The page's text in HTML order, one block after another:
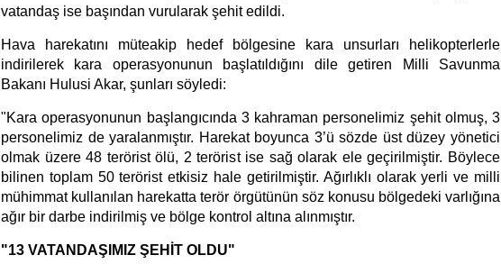
vatandaş ise başından vurularak şehit edildi.
Hava harekatını müteakip hedef bölgesine kara unsurları helikopterlerle
indirilerek kara operasyonunun başlatıldığını dile getiren Milli Savunma
Bakanı Hulusi Akar, şunları söyledi:
"Kara operasyonunun başlangıcında 3 kahraman personelimiz şehit olmuş, 3
personelimiz de yaralanmıştır. Harekat boyunca 3’ü sözde üst düzey yönetici
olmak üzere 48 terörist ölü, 2 terörist ise sağ olarak ele geçirilmiştir. Böylece
bilinen toplam 50 terörist etkisiz hale getirilmiştir. Ağırlıklı olarak yerli ve milli
mühimmat kullanılan harekatta terör örgütünün söz konusu bölgedeki varlığına
ağır bir darbe indirilmiş ve bölge kontrol altına alınmıştır.
"13 VATANDAŞIMIZ ŞEHİT OLDU"